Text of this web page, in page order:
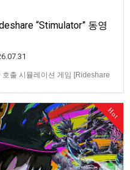
“Stimulator” 동영
출 시뮬레이션 게임 [Rideshare
"Stimulat…
Hot